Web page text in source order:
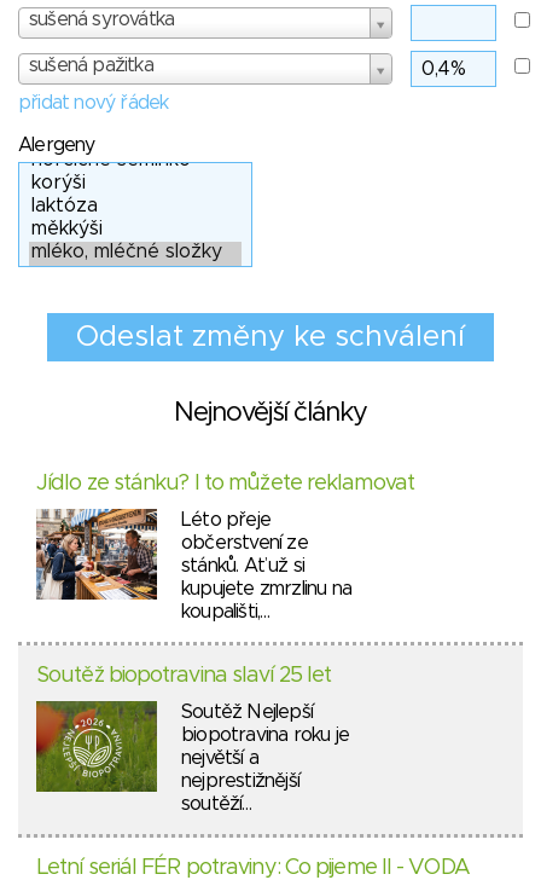
sušená syrovátka
sušená pažitka
přidat nový řádek
Alergeny
Nejnovější články
Jídlo ze stánku? I to můžete reklamovat
Léto přeje
občerstvení ze
stánků. Ať už si
kupujete zmrzlinu na
koupališti,…
Soutěž biopotravina slaví 25 let
Soutěž Nejlepší
biopotravina roku je
největší a
nejprestižnější
soutěží…
Letní seriál FÉR potraviny: Co pijeme II - VODA